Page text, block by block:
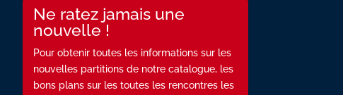
Ne ratez jamais une
nouvelle !
Pour obtenir toutes les informations sur les
nouvelles partitions de notre catalogue, les
bons plans sur les toutes les rencontres les